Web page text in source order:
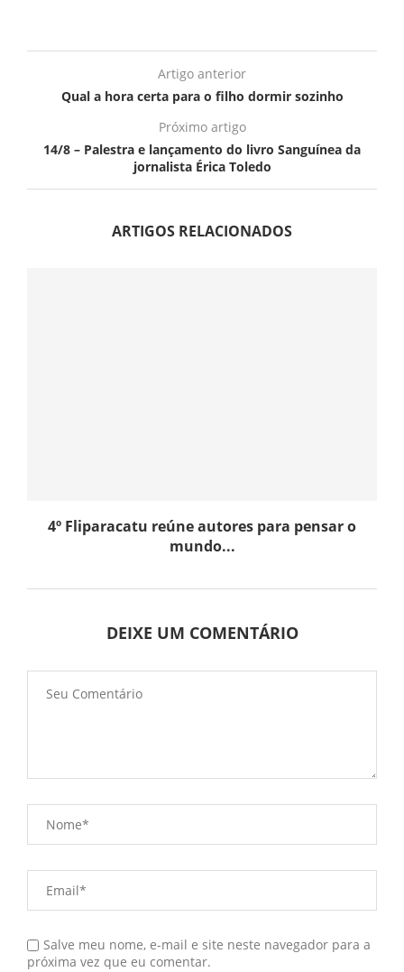
Artigo anterior
Qual a hora certa para o filho dormir sozinho
Próximo artigo
14/8 – Palestra e lançamento do livro Sanguínea da
jornalista Érica Toledo
ARTIGOS RELACIONADOS
4º Fliparacatu reúne autores para pensar o
mundo...
DEIXE UM COMENTÁRIO
Salve meu nome, e-mail e site neste navegador para a
próxima vez que eu comentar.